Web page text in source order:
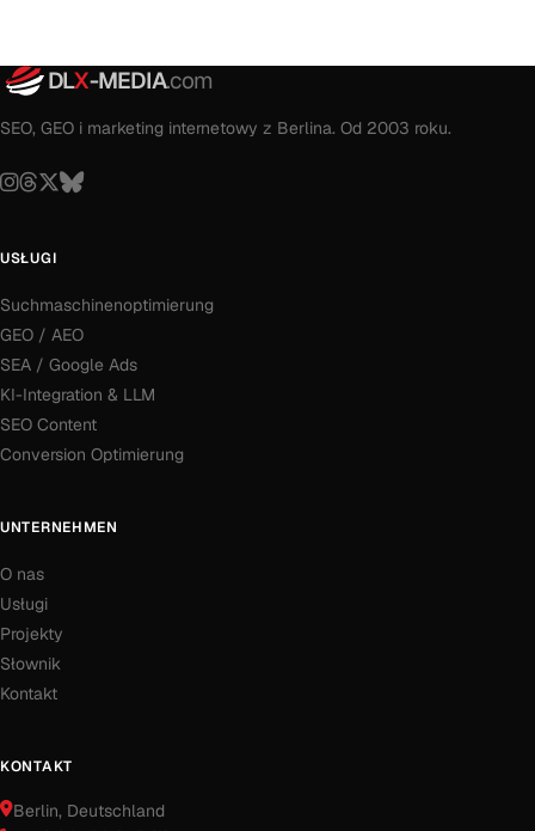
DLX-MEDIA.com
SEO, GEO i marketing internetowy z Berlina. Od 2003 roku.
USŁUGI
Suchmaschinenoptimierung
GEO / AEO
SEA / Google Ads
KI-Integration & LLM
SEO Content
Conversion Optimierung
UNTERNEHMEN
O nas
Usługi
Projekty
Słownik
Kontakt
KONTAKT
Berlin, Deutschland